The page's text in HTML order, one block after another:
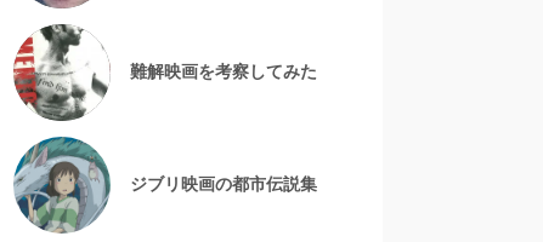
難解映画を考察してみた
ジブリ映画の都市伝説集